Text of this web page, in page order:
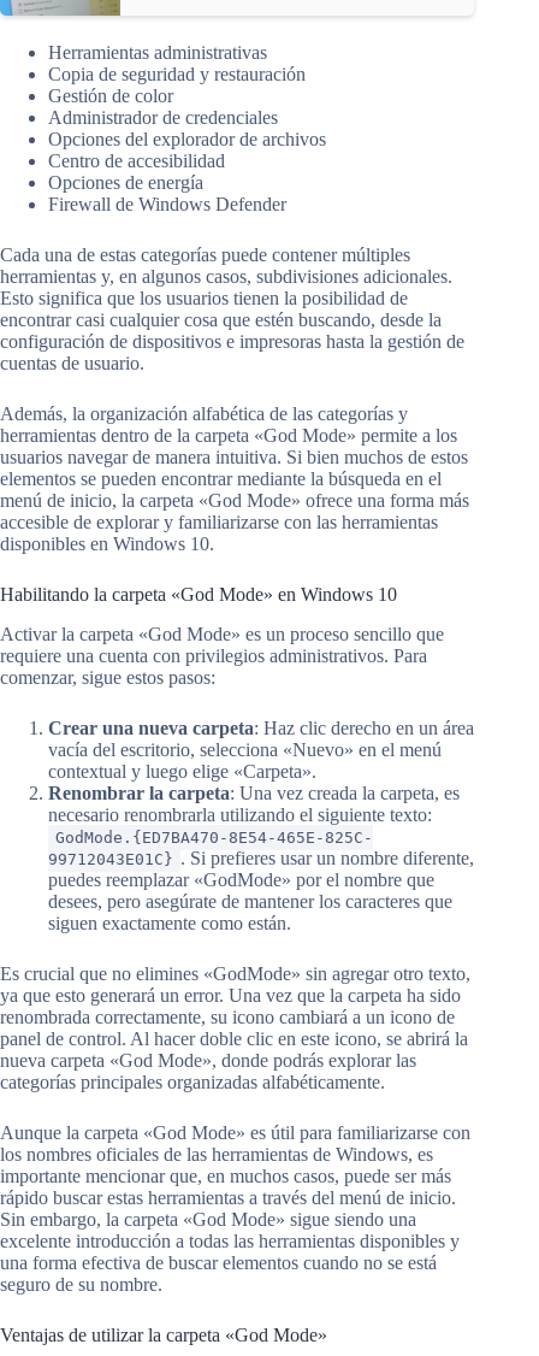
Herramientas administrativas
Copia de seguridad y restauración
Gestión de color
Administrador de credenciales
Opciones del explorador de archivos
Centro de accesibilidad
Opciones de energía
Firewall de Windows Defender
Cada una de estas categorías puede contener múltiples
herramientas y, en algunos casos, subdivisiones adicionales.
Esto significa que los usuarios tienen la posibilidad de
encontrar casi cualquier cosa que estén buscando, desde la
configuración de dispositivos e impresoras hasta la gestión de
cuentas de usuario.
Además, la organización alfabética de las categorías y
herramientas dentro de la carpeta «God Mode» permite a los
usuarios navegar de manera intuitiva. Si bien muchos de estos
elementos se pueden encontrar mediante la búsqueda en el
menú de inicio, la carpeta «God Mode» ofrece una forma más
accesible de explorar y familiarizarse con las herramientas
disponibles en Windows 10.
Habilitando la carpeta «God Mode» en Windows 10
Activar la carpeta «God Mode» es un proceso sencillo que
requiere una cuenta con privilegios administrativos. Para
comenzar, sigue estos pasos:
Crear una nueva carpeta: Haz clic derecho en un área
vacía del escritorio, selecciona «Nuevo» en el menú
contextual y luego elige «Carpeta».
Renombrar la carpeta: Una vez creada la carpeta, es
necesario renombrarla utilizando el siguiente texto:
GodMode.{ED7BA470-8E54-465E-825C-
99712043E01C} . Si prefieres usar un nombre diferente,
puedes reemplazar «GodMode» por el nombre que
desees, pero asegúrate de mantener los caracteres que
siguen exactamente como están.
Es crucial que no elimines «GodMode» sin agregar otro texto,
ya que esto generará un error. Una vez que la carpeta ha sido
renombrada correctamente, su icono cambiará a un icono de
panel de control. Al hacer doble clic en este icono, se abrirá la
nueva carpeta «God Mode», donde podrás explorar las
categorías principales organizadas alfabéticamente.
Aunque la carpeta «God Mode» es útil para familiarizarse con
los nombres oficiales de las herramientas de Windows, es
importante mencionar que, en muchos casos, puede ser más
rápido buscar estas herramientas a través del menú de inicio.
Sin embargo, la carpeta «God Mode» sigue siendo una
excelente introducción a todas las herramientas disponibles y
una forma efectiva de buscar elementos cuando no se está
seguro de su nombre.
Ventajas de utilizar la carpeta «God Mode»